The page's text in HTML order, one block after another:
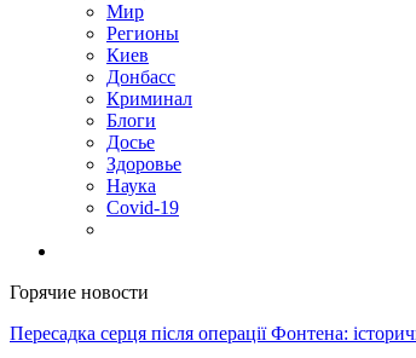
Мир
Регионы
Киев
Донбасс
Криминал
Блоги
Досье
Здоровье
Наука
Covid-19
Горячие новости
Пересадка серця після операції Фонтена: